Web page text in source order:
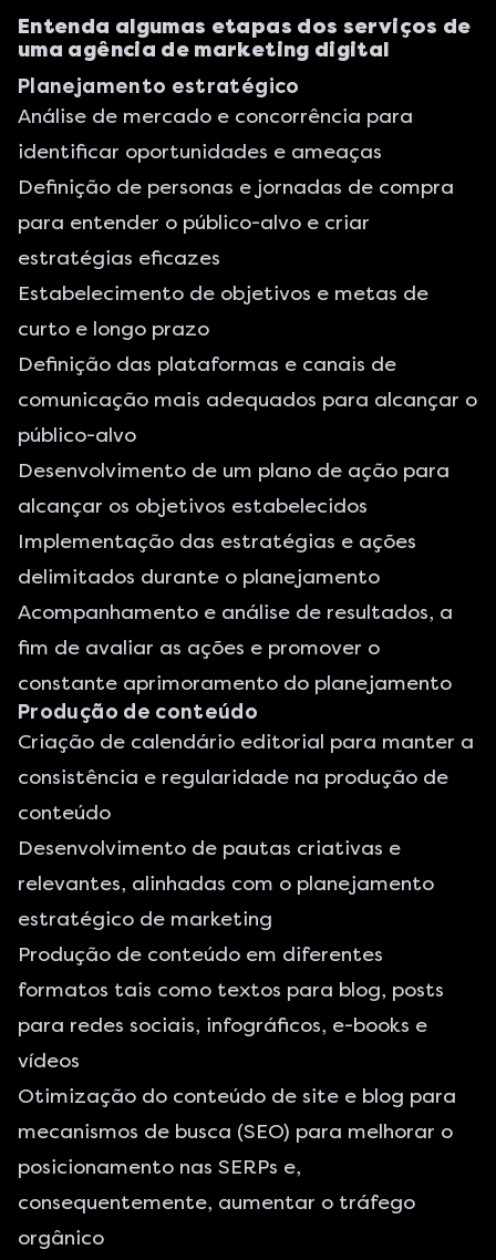
Entenda algumas etapas dos serviços de
uma agência de marketing digital
Planejamento estratégico
Análise de mercado e concorrência para
identificar oportunidades e ameaças
Definição de personas e jornadas de compra
para entender o público-alvo e criar
estratégias eficazes
Estabelecimento de objetivos e metas de
curto e longo prazo
Definição das plataformas e canais de
comunicação mais adequados para alcançar o
público-alvo
Desenvolvimento de um plano de ação para
alcançar os objetivos estabelecidos
Implementação das estratégias e ações
delimitados durante o planejamento
Acompanhamento e análise de resultados, a
fim de avaliar as ações e promover o
constante aprimoramento do planejamento
Produção de conteúdo
Criação de calendário editorial para manter a
consistência e regularidade na produção de
conteúdo
Desenvolvimento de pautas criativas e
relevantes, alinhadas com o planejamento
estratégico de marketing
Produção de conteúdo em diferentes
formatos tais como textos para blog, posts
para redes sociais, infográficos, e-books e
vídeos
Otimização do conteúdo de site e blog para
mecanismos de busca (SEO) para melhorar o
posicionamento nas SERPs e,
consequentemente, aumentar o tráfego
orgânico